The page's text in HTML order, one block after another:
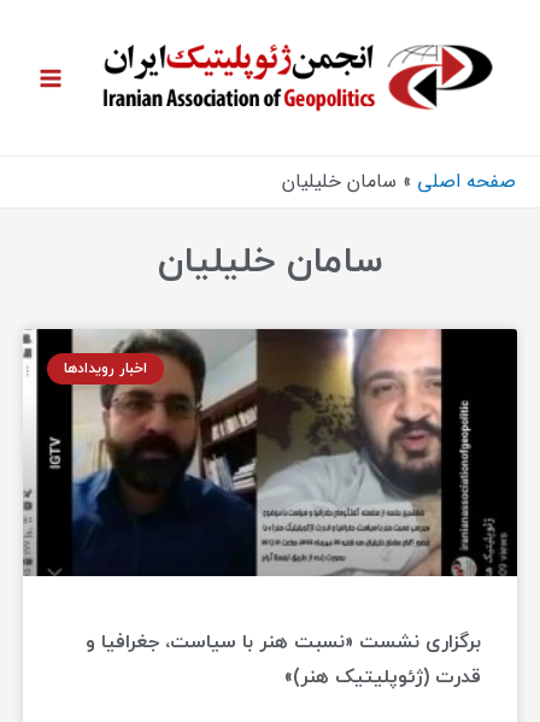
صفحه اصلی سامان خلیلیان
سامان خلیلیان
اخبار رویدادها
برگزاری نشست «نسبت هنر با سیاست، جغرافیا و
قدرت (ژئوپلیتیک هنر)»